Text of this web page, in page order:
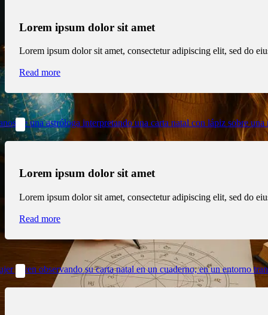
Lorem ipsum dolor sit amet
Lorem ipsum dolor sit amet, consectetur adipiscing elit, sed do
Read more
Lorem ipsum dolor sit amet
Lorem ipsum dolor sit amet, consectetur adipiscing elit, sed do
Read more